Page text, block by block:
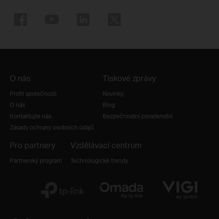
O nás
Profil společnosti
O nás
Kontaktujte nás
Zásady ochrany osobních údajů
Tiskové zprávy
Novinky
Blog
Bezpečnostní poradenství
Pro partnery
Partnerský program
Vzdělávací centrum
Technologické trendy